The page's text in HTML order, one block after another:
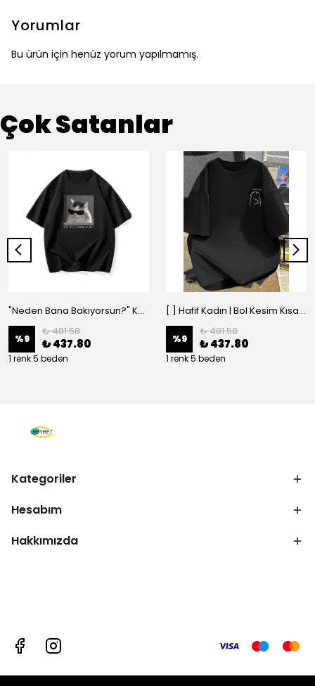
Yorumlar
Bu ürün için henüz yorum yapılmamış.
Çok Satanlar
"Neden Bana Bakıyorsun?" Komik Kedi Grafik Tişört - Dijital Baskılı Siyah Bol - Siyah
%9
₺ 481.58
₺ 437.80
1 renk 5 beden
[ ] Hafif Kadın | Bol Kesim Kısa Kollu Yuvarlak Yaka Eğlenceli Karikatür Ayı ve - Siyah
%9
₺ 481.58
₺ 437.80
1 renk 5 beden
Kategoriler
Hesabım
Hakkımızda